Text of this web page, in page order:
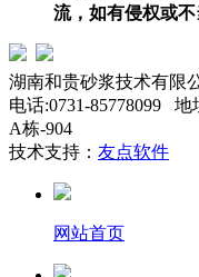
流，如有侵权或
湖南和贵砂浆技术有限
电话:0731-85778099
A栋-904
技术支持： 友点软件
网站首页